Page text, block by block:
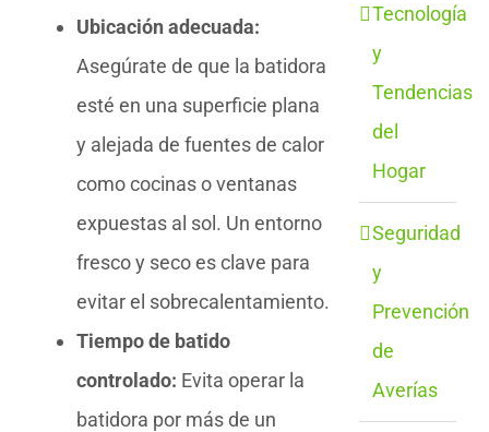
Ubicación adecuada:
Asegúrate de que la batidora
esté en una superficie plana
y alejada de fuentes de calor
como cocinas o ventanas
expuestas al sol. Un entorno
fresco y seco es clave para
evitar el sobrecalentamiento.
Tiempo de batido
controlado: Evita operar la
batidora por más de un
Tecnología
y
Tendencias
del
Hogar
Seguridad
y
Prevención
de
Averías